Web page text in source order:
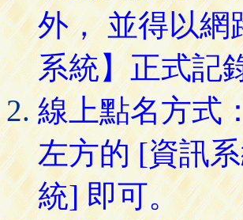
外， 並得以網
系統】正式記
線上點名方式
左方的 [資訊
統] 即可。